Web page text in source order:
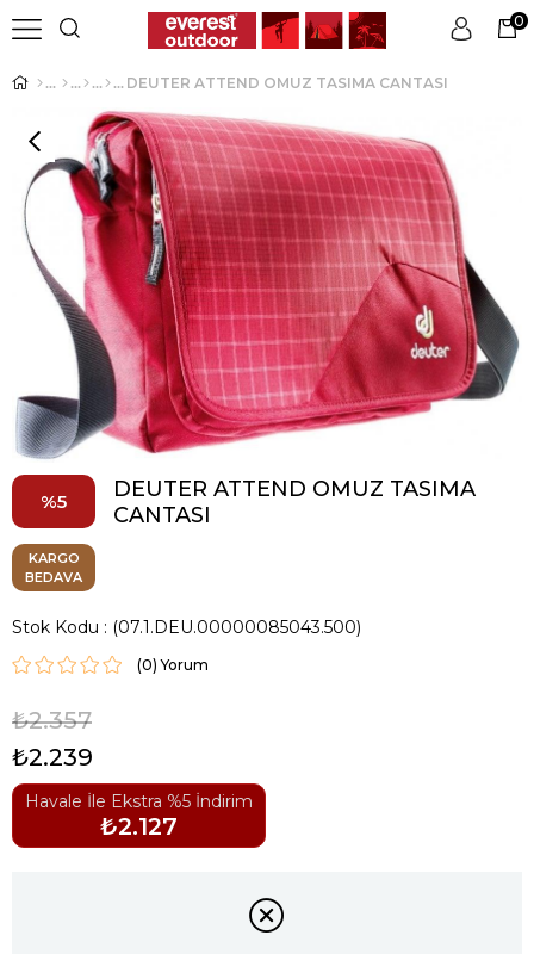
Üye Girişi Üye Ol
0
DEUTER ATTEND OMUZ TASIMA CANTASI
5
DEUTER ATTEND OMUZ TASIMA
CANTASI
KARGO
BEDAVA
Stok Kodu (07.1.DEU.00000085043.500)
(0)
₺2.357
₺2.239
Havale İle Ekstra %5 İndirim
₺2.127